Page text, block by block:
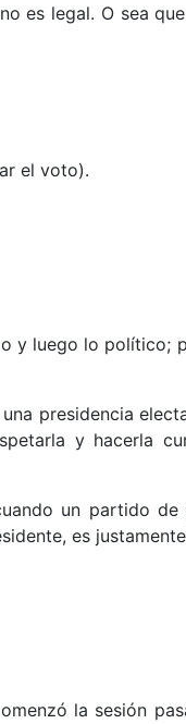
es legal. O sea
el voto).
y luego lo
presidencia
y hacerla
un partido
es
la sesión